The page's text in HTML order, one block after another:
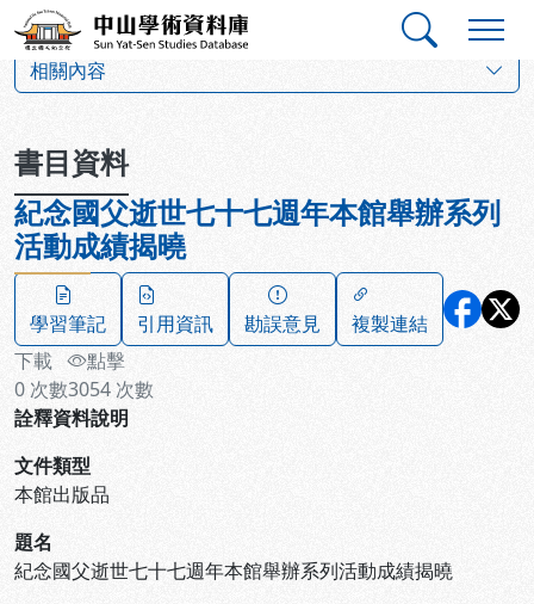
跳到主要內容
中山學術資料庫
相關內容
書目資料
紀念國父逝世七十七週年本館舉辦系列
活動成績揭曉
學習筆記 引用資訊 勘誤意見
複製連結
下載
0 次數
點擊
3054 次數
詮釋資料說明
文件類型
本館出版品
題名
紀念國父逝世七十七週年本館舉辦系列活動成績揭曉